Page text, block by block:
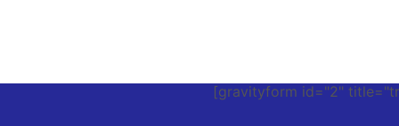
[gravityform id="2"